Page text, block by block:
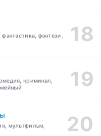
фэнтези,
криминал,
мультфильм,